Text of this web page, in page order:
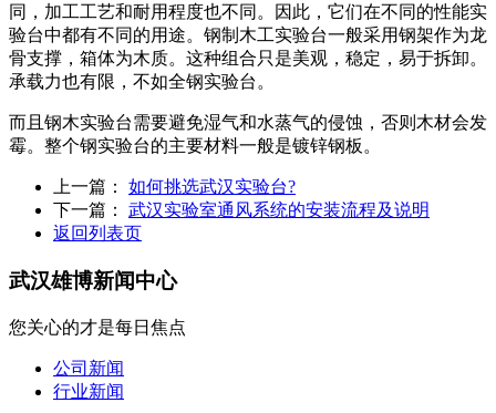
同，加工工艺和耐用程度也不同。因此，它们在不同的性能实
验台中都有不同的用途。钢制木工实验台一般采用钢架作为龙
骨支撑，箱体为木质。这种组合只是美观，稳定，易于拆卸。
承载力也有限，不如全钢实验台。
而且钢木实验台需要避免湿气和水蒸气的侵蚀，否则木材会发
霉。整个钢实验台的主要材料一般是镀锌钢板。
上一篇： 如何挑选武汉实验台?
下一篇： 武汉实验室通风系统的安装流程及说明
返回列表页
武汉雄博新闻中心
您关心的才是每日焦点
公司新闻
行业新闻